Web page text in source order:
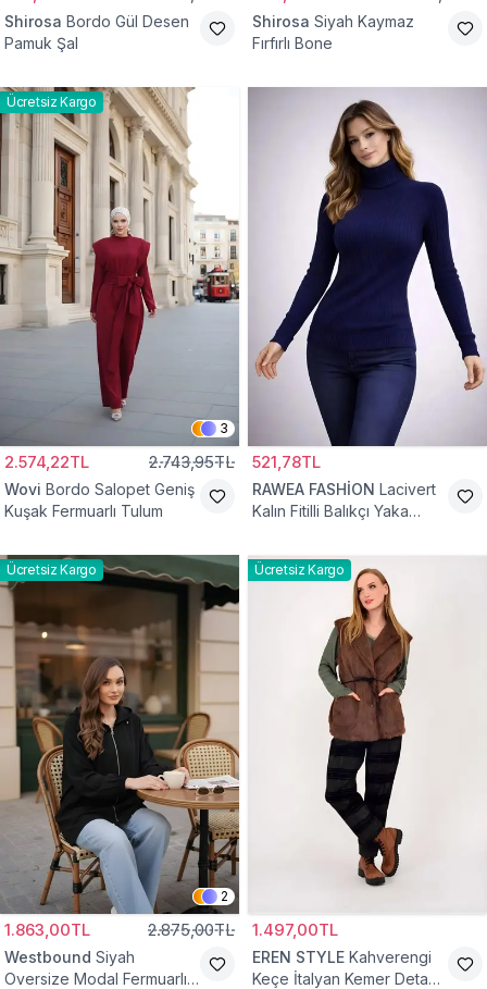
Shirosa Bordo Gül Desen
Pamuk Şal
Shirosa Siyah Kaymaz
Fırfırlı Bone
Ücretsiz Kargo
3
2.574,22TL 2.743,95TL
Wovi Bordo Salopet Geniş
Kuşak Fermuarlı Tulum
521,78TL
RAWEA FASHİON Lacivert
Kalın Fitilli Balıkçı Yaka
Ücretsiz Kargo
2
1.863,00TL 2.875,00TL
Westbound Siyah
Oversize Modal Fermuarlı
Ücretsiz Kargo
1.497,00TL
EREN STYLE Kahverengi
Keçe İtalyan Kemer Detaylı